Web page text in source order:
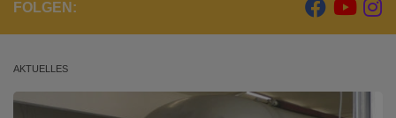
FOLGEN:
AKTUELLES